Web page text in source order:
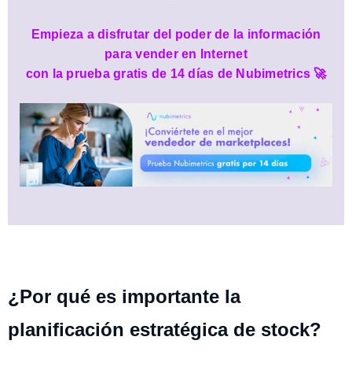
Empieza a disfrutar del poder de la información
para vender en Internet
con la prueba gratis de 14 días de Nubimetrics 🚀
¿Por qué es importante la
planificación estratégica de stock?